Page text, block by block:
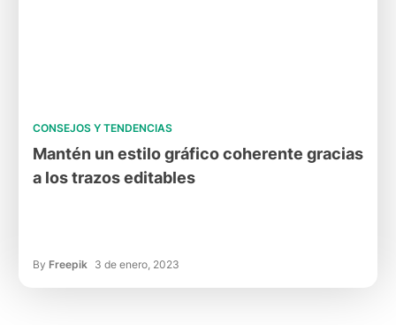
CONSEJOS Y TENDENCIAS
Mantén un estilo gráfico coherente gracias
a los trazos editables
By Freepik 3 de enero, 2023